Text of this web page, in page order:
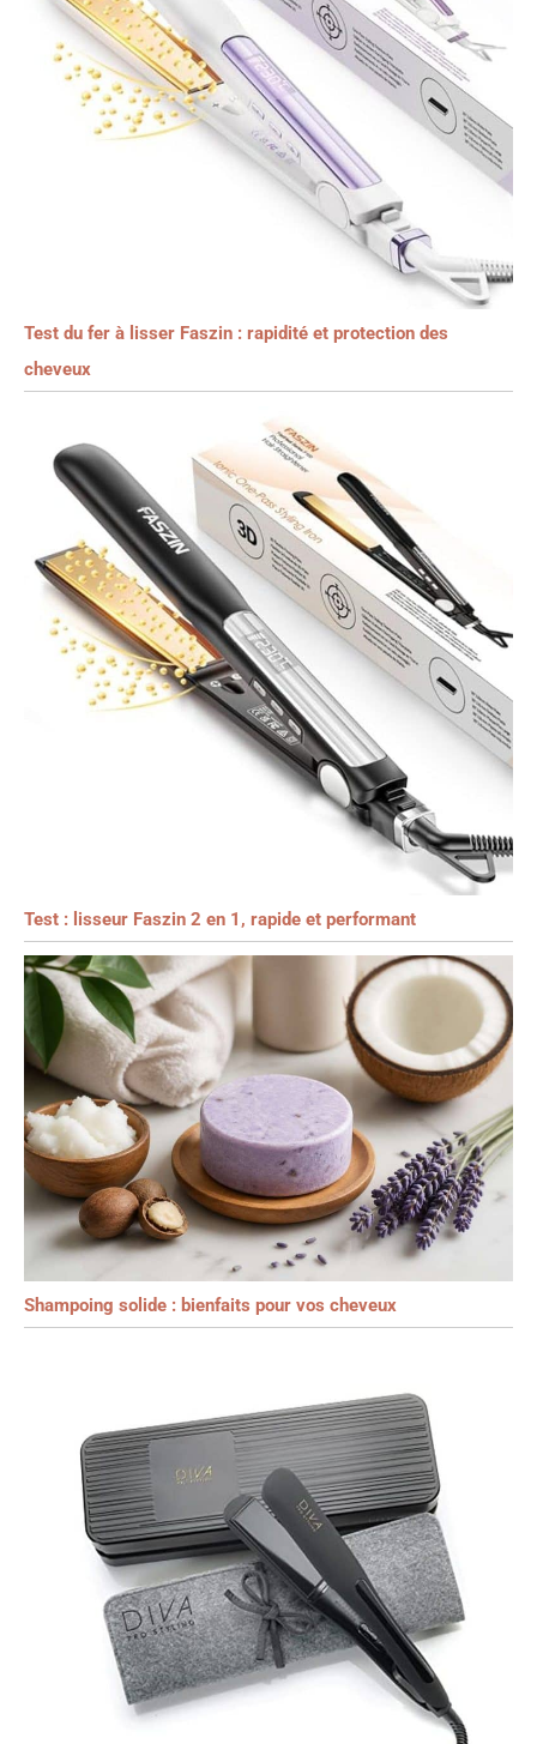
Test du fer à lisser Faszin : rapidité et protection des
cheveux
Test : lisseur Faszin 2 en 1, rapide et performant
Shampoing solide : bienfaits pour vos cheveux